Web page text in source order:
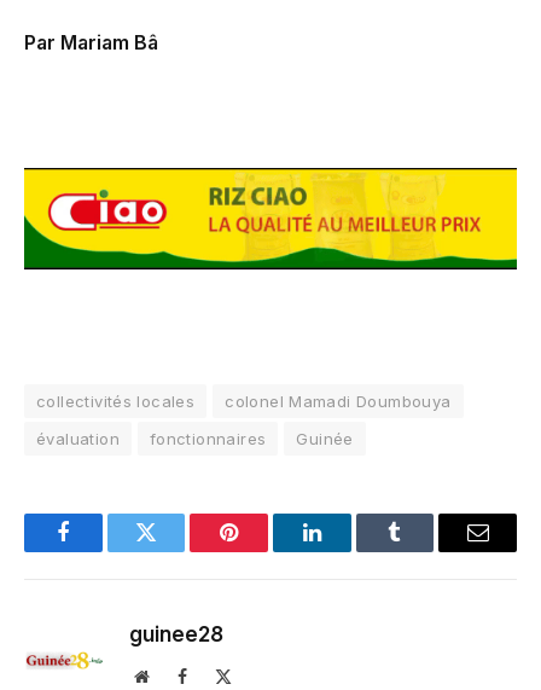
Par Mariam Bâ
collectivités locales
colonel Mamadi Doumbouya
évaluation
fonctionnaires Guinée
FacebookTwitter Pinterest LinkedInTumblr Email
guinee28
WebsiteFacebook